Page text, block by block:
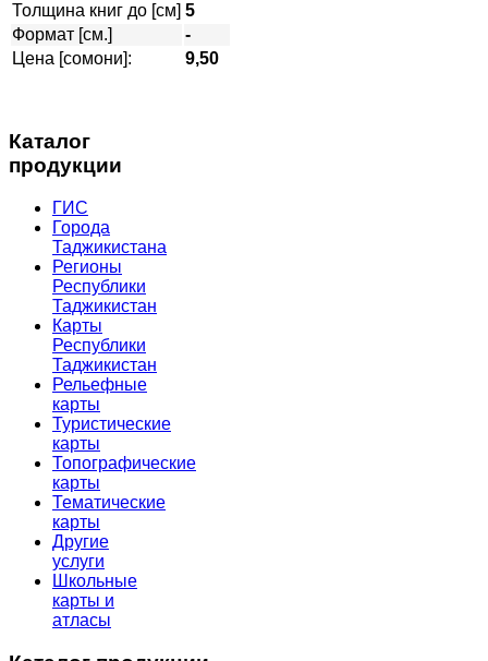
Толщина книг до [см] 5
Формат [см.]
-
Цена [сомони]:
9,50
Каталог
продукции
ГИС
Города
Таджикистана
Регионы
Республики
Таджикистан
Карты
Республики
Таджикистан
Рельефные
карты
Туристические
карты
Топографические
карты
Тематические
карты
Другие
услуги
Школьные
карты и
атласы